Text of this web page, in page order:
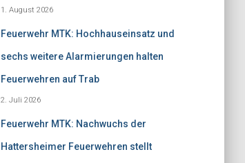
1. August 2026
Feuerwehr MTK: Hochhauseinsatz und
sechs weitere Alarmierungen halten
Feuerwehren auf Trab
2. Juli 2026
Feuerwehr MTK: Nachwuchs der
Hattersheimer Feuerwehren stellt